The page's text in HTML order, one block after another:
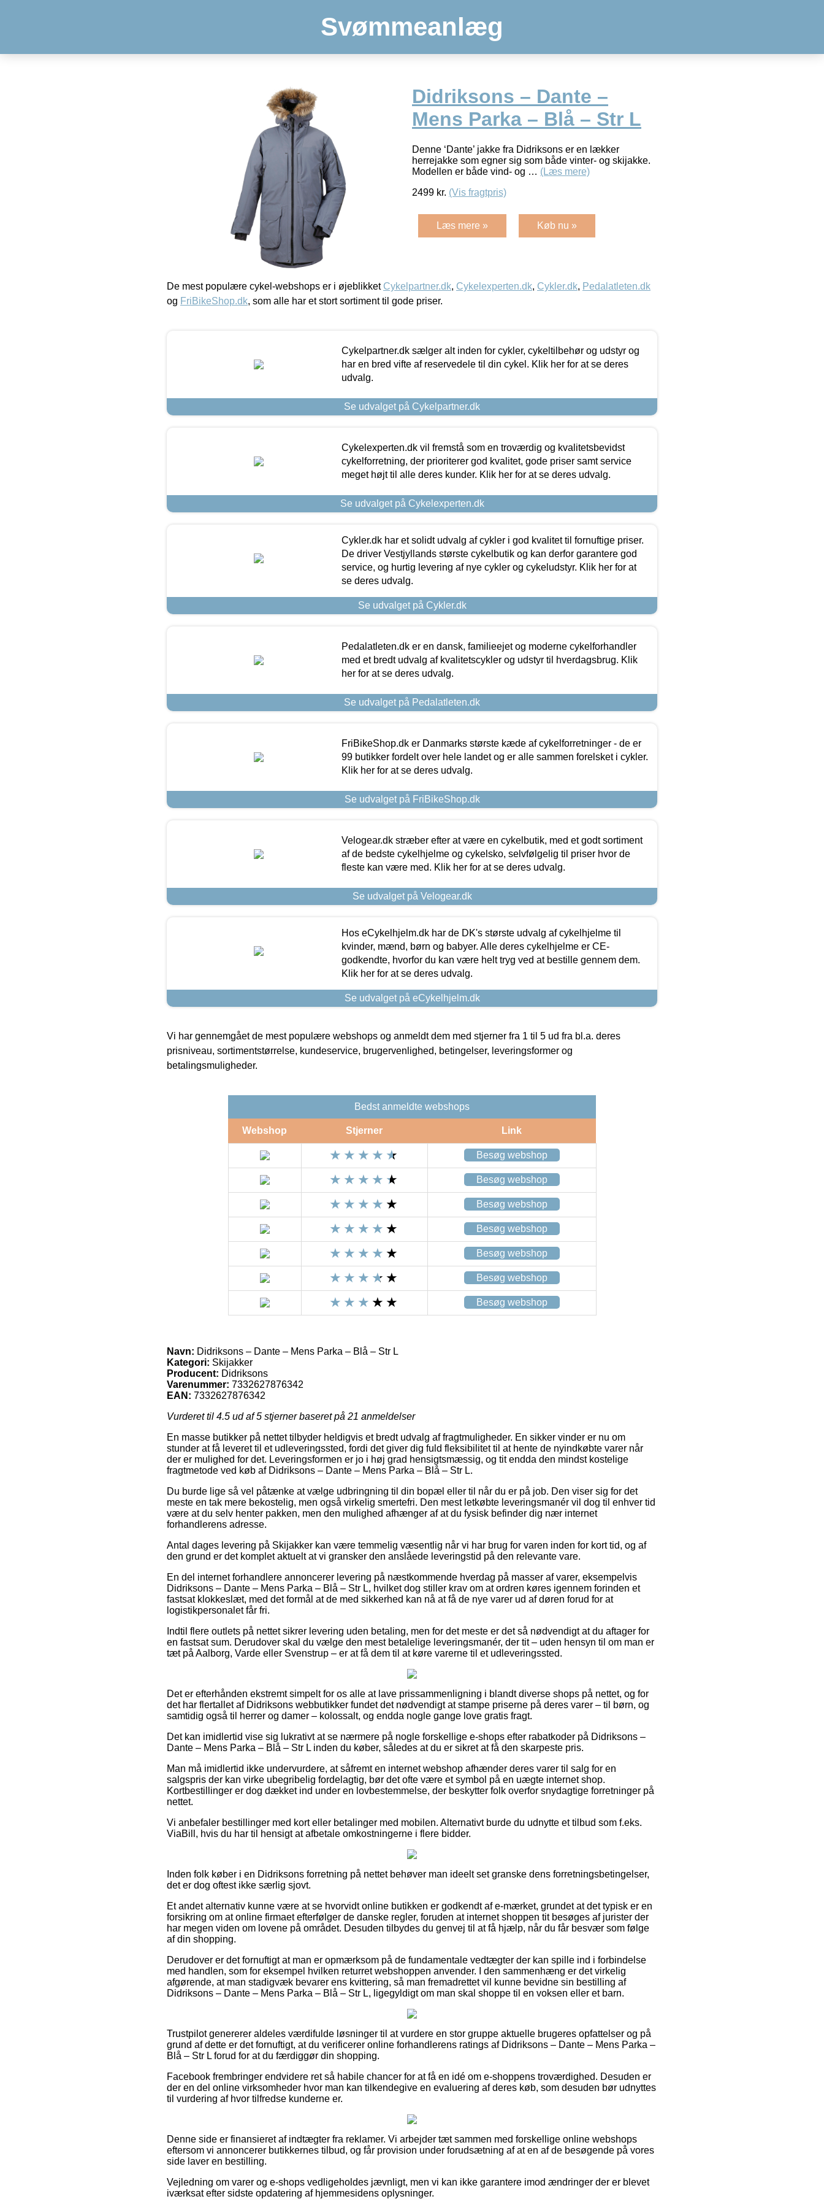
Svømmeanlæg
Didriksons – Dante –
Mens Parka – Blå – Str L
Denne ‘Dante’ jakke fra Didriksons er en lækker
herrejakke som egner sig som både vinter- og skijakke.
Modellen er både vind- og … (Læs mere)
2499 kr. (Vis fragtpris)
Læs mere » Køb nu »
De mest populære cykel-webshops er i øjeblikket Cykelpartner.dk, Cykelexperten.dk, Cykler.dk, Pedalatleten.dk
og FriBikeShop.dk, som alle har et stort sortiment til gode priser.
Cykelpartner.dk sælger alt inden for cykler, cykeltilbehør og udstyr og
har en bred vifte af reservedele til din cykel. Klik her for at se deres
udvalg.
Se udvalget på Cykelpartner.dk
Cykelexperten.dk vil fremstå som en troværdig og kvalitetsbevidst
cykelforretning, der prioriterer god kvalitet, gode priser samt service
meget højt til alle deres kunder. Klik her for at se deres udvalg.
Se udvalget på Cykelexperten.dk
Cykler.dk har et solidt udvalg af cykler i god kvalitet til fornuftige priser.
De driver Vestjyllands største cykelbutik og kan derfor garantere god
service, og hurtig levering af nye cykler og cykeludstyr. Klik her for at
se deres udvalg.
Se udvalget på Cykler.dk
Pedalatleten.dk er en dansk, familieejet og moderne cykelforhandler
med et bredt udvalg af kvalitetscykler og udstyr til hverdagsbrug. Klik
her for at se deres udvalg.
Se udvalget på Pedalatleten.dk
FriBikeShop.dk er Danmarks største kæde af cykelforretninger - de er
99 butikker fordelt over hele landet og er alle sammen forelsket i cykler.
Klik her for at se deres udvalg.
Se udvalget på FriBikeShop.dk
Velogear.dk stræber efter at være en cykelbutik, med et godt sortiment
af de bedste cykelhjelme og cykelsko, selvfølgelig til priser hvor de
fleste kan være med. Klik her for at se deres udvalg.
Se udvalget på Velogear.dk
Hos eCykelhjelm.dk har de DK's største udvalg af cykelhjelme til
kvinder, mænd, børn og babyer. Alle deres cykelhjelme er CE-
godkendte, hvorfor du kan være helt tryg ved at bestille gennem dem.
Klik her for at se deres udvalg.
Se udvalget på eCykelhjelm.dk
Vi har gennemgået de mest populære webshops og anmeldt dem med stjerner fra 1 til 5 ud fra bl.a. deres
prisniveau, sortimentstørrelse, kundeservice, brugervenlighed, betingelser, leveringsformer og
betalingsmuligheder.
Bedst anmeldte webshops
Webshop Stjerner Link
Besøg webshop
Besøg webshop
Besøg webshop
Besøg webshop
Besøg webshop
Besøg webshop
Besøg webshop
Navn: Didriksons – Dante – Mens Parka – Blå – Str L
Kategori: Skijakker
Producent: Didriksons
Varenummer: 7332627876342
EAN: 7332627876342
Vurderet til 4.5 ud af 5 stjerner baseret på 21 anmeldelser
En masse butikker på nettet tilbyder heldigvis et bredt udvalg af fragtmuligheder. En sikker vinder er nu om
stunder at få leveret til et udleveringssted, fordi det giver dig fuld fleksibilitet til at hente de nyindkøbte varer når
der er mulighed for det. Leveringsformen er jo i høj grad hensigtsmæssig, og tit endda den mindst kostelige
fragtmetode ved køb af Didriksons – Dante – Mens Parka – Blå – Str L.
Du burde lige så vel påtænke at vælge udbringning til din bopæl eller til når du er på job. Den viser sig for det
meste en tak mere bekostelig, men også virkelig smertefri. Den mest letkøbte leveringsmanér vil dog til enhver tid
være at du selv henter pakken, men den mulighed afhænger af at du fysisk befinder dig nær internet
forhandlerens adresse.
Antal dages levering på Skijakker kan være temmelig væsentlig når vi har brug for varen inden for kort tid, og af
den grund er det komplet aktuelt at vi gransker den anslåede leveringstid på den relevante vare.
En del internet forhandlere annoncerer levering på næstkommende hverdag på masser af varer, eksempelvis
Didriksons – Dante – Mens Parka – Blå – Str L, hvilket dog stiller krav om at ordren køres igennem forinden et
fastsat klokkeslæt, med det formål at de med sikkerhed kan nå at få de nye varer ud af døren forud for at
logistikpersonalet får fri.
Indtil flere outlets på nettet sikrer levering uden betaling, men for det meste er det så nødvendigt at du aftager for
en fastsat sum. Derudover skal du vælge den mest betalelige leveringsmanér, der tit – uden hensyn til om man er
tæt på Aalborg, Varde eller Svenstrup – er at få dem til at køre varerne til et udleveringssted.
Det er efterhånden ekstremt simpelt for os alle at lave prissammenligning i blandt diverse shops på nettet, og for
det har flertallet af Didriksons webbutikker fundet det nødvendigt at stampe priserne på deres varer – til børn, og
samtidig også til herrer og damer – kolossalt, og endda nogle gange love gratis fragt.
Det kan imidlertid vise sig lukrativt at se nærmere på nogle forskellige e-shops efter rabatkoder på Didriksons –
Dante – Mens Parka – Blå – Str L inden du køber, således at du er sikret at få den skarpeste pris.
Man må imidlertid ikke undervurdere, at såfremt en internet webshop afhænder deres varer til salg for en
salgspris der kan virke ubegribelig fordelagtig, bør det ofte være et symbol på en uægte internet shop.
Kortbestillinger er dog dækket ind under en lovbestemmelse, der beskytter folk overfor snydagtige forretninger på
nettet.
Vi anbefaler bestillinger med kort eller betalinger med mobilen. Alternativt burde du udnytte et tilbud som f.eks.
ViaBill, hvis du har til hensigt at afbetale omkostningerne i flere bidder.
Inden folk køber i en Didriksons forretning på nettet behøver man ideelt set granske dens forretningsbetingelser,
det er dog oftest ikke særlig sjovt.
Et andet alternativ kunne være at se hvorvidt online butikken er godkendt af e-mærket, grundet at det typisk er en
forsikring om at online firmaet efterfølger de danske regler, foruden at internet shoppen tit besøges af jurister der
har megen viden om lovene på området. Desuden tilbydes du genvej til at få hjælp, når du får besvær som følge
af din shopping.
Derudover er det fornuftigt at man er opmærksom på de fundamentale vedtægter der kan spille ind i forbindelse
med handlen, som for eksempel hvilken returret webshoppen anvender. I den sammenhæng er det virkelig
afgørende, at man stadigvæk bevarer ens kvittering, så man fremadrettet vil kunne bevidne sin bestilling af
Didriksons – Dante – Mens Parka – Blå – Str L, ligegyldigt om man skal shoppe til en voksen eller et barn.
Trustpilot genererer aldeles værdifulde løsninger til at vurdere en stor gruppe aktuelle brugeres opfattelser og på
grund af dette er det fornuftigt, at du verificerer online forhandlerens ratings af Didriksons – Dante – Mens Parka –
Blå – Str L forud for at du færdiggør din shopping.
Facebook frembringer endvidere ret så habile chancer for at få en idé om e-shoppens troværdighed. Desuden er
der en del online virksomheder hvor man kan tilkendegive en evaluering af deres køb, som desuden bør udnyttes
til vurdering af hvor tilfredse kunderne er.
Denne side er finansieret af indtægter fra reklamer. Vi arbejder tæt sammen med forskellige online webshops
eftersom vi annoncerer butikkernes tilbud, og får provision under forudsætning af at en af de besøgende på vores
side laver en bestilling.
Vejledning om varer og e-shops vedligeholdes jævnligt, men vi kan ikke garantere imod ændringer der er blevet
iværksat efter sidste opdatering af hjemmesidens oplysninger.